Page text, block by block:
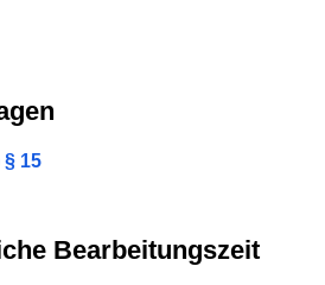
§ 15
Bearbeitungszeit